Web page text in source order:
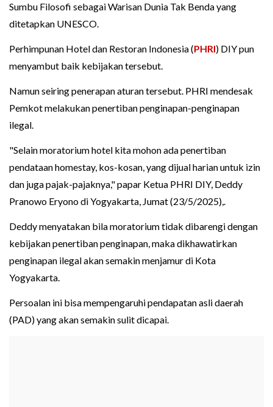
Sumbu Filosofi sebagai Warisan Dunia Tak Benda yang
ditetapkan UNESCO.
Perhimpunan Hotel dan Restoran Indonesia (PHRI) DIY pun
menyambut baik kebijakan tersebut.
Namun seiring penerapan aturan tersebut. PHRI mendesak
Pemkot melakukan penertiban penginapan-penginapan
ilegal.
"Selain moratorium hotel kita mohon ada penertiban
pendataan homestay, kos-kosan, yang dijual harian untuk izin
dan juga pajak-pajaknya," papar Ketua PHRI DIY, Deddy
Pranowo Eryono di Yogyakarta, Jumat (23/5/2025),.
Deddy menyatakan bila moratorium tidak dibarengi dengan
kebijakan penertiban penginapan, maka dikhawatirkan
penginapan ilegal akan semakin menjamur di Kota
Yogyakarta.
Persoalan ini bisa mempengaruhi pendapatan asli daerah
(PAD) yang akan semakin sulit dicapai.